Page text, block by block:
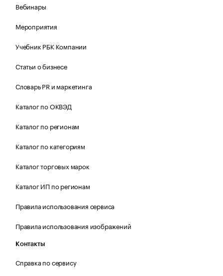
Вебинары
Мероприятия
Учебник РБК Компании
Статьи о бизнесе
Словарь PR и маркетинга
Каталог по ОКВЭД
Каталог по регионам
Каталог по категориям
Каталог торговых марок
Каталог ИП по регионам
Правила использования сервиса
Правила использования изображений
Контакты
Справка по сервису